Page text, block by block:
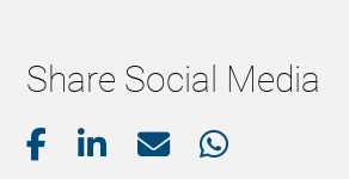
Share Social Media